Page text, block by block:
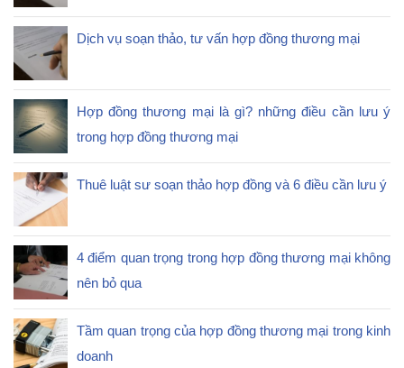
Dịch vụ soạn thảo, tư vấn hợp đồng thương mại
Hợp đồng thương mại là gì? những điều cần lưu ý
trong hợp đồng thương mại
Thuê luật sư soạn thảo hợp đồng và 6 điều cần lưu ý
4 điểm quan trọng trong hợp đồng thương mại không
nên bỏ qua
Tầm quan trọng của hợp đồng thương mại trong kinh
doanh